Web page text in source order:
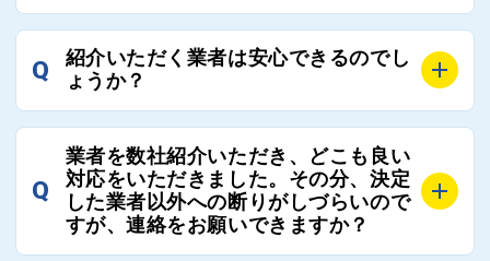
残念ながら、リフォーム業界は費用の内訳に不透明な
部分が多く、一見同じ工事でも１００万円以上の差が
屋根コネクトではそのような不安を抱えてしまう屋根
の修理において、適正で公正な工事業者選びのお手伝
いをさせていただくサイトでございます。
まだまだそのような業界だからこそ比較が重要になり
ますので、是非屋根コネクトを活用ください。
Q
紹介いただく業者は安心できるのでし
ょうか？
屋根コネクトでは、お客様の安心を支える「優良工事
業者チェック制度」を設けております。
屋根コネクトにて定期的にお客様アンケートを実施
し、そこで評価の低かった業者は事実確認の上で、屋
根コネクトの判断により即時登録を解除できる契約と
Q
業者を数社紹介いただき、どこも良い
対応をいただきました。その分、決定
した業者以外への断りがしづらいので
すが、連絡をお願いできますか？